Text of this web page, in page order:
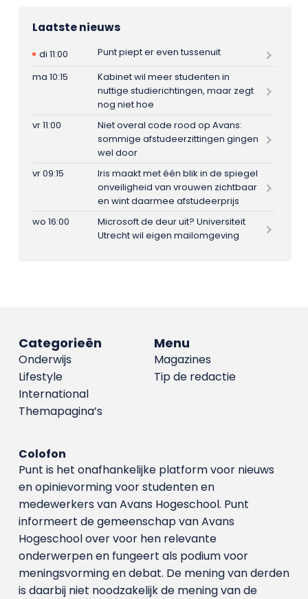
Laatste nieuws
di 11:00
Punt piept er even tussenuit
ma 10:15
Kabinet wil meer studenten in
nuttige studierichtingen, maar zegt
nog niet hoe
vr 11:00
Niet overal code rood op Avans:
sommige afstudeerzittingen gingen
wel door
vr 09:15
Iris maakt met één blik in de spiegel
onveiligheid van vrouwen zichtbaar
en wint daarmee afstudeerprijs
wo 16:00
Microsoft de deur uit? Universiteit
Utrecht wil eigen mailomgeving
Menu
Magazines
Tip de redactie
Categorieën
Onderwijs
Lifestyle
International
Themapagina’s
Colofon
Punt is het onafhankelijke platform voor nieuws
en opinievorming voor studenten en
medewerkers van Avans Hoge­school. Punt
informeert de gemeenschap van Avans
Hogeschool over voor hen relevante
onderwerpen en fungeert als podium voor
meningsvorming en debat. De mening van derden
is daarbij niet noodzakelijk de mening van de